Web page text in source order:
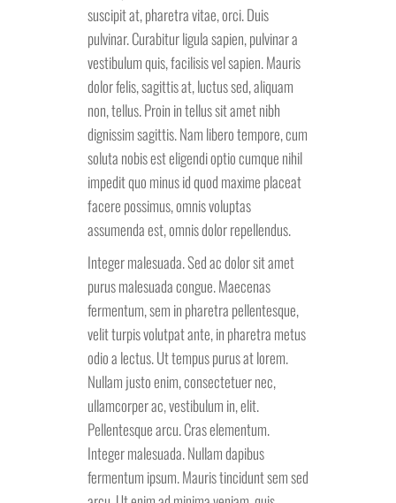
suscipit at, pharetra vitae, orci. Duis
pulvinar. Curabitur ligula sapien, pulvinar a
vestibulum quis, facilisis vel sapien. Mauris
dolor felis, sagittis at, luctus sed, aliquam
non, tellus. Proin in tellus sit amet nibh
dignissim sagittis. Nam libero tempore, cum
soluta nobis est eligendi optio cumque nihil
impedit quo minus id quod maxime placeat
facere possimus, omnis voluptas
assumenda est, omnis dolor repellendus.
Integer malesuada. Sed ac dolor sit amet
purus malesuada congue. Maecenas
fermentum, sem in pharetra pellentesque,
velit turpis volutpat ante, in pharetra metus
odio a lectus. Ut tempus purus at lorem.
Nullam justo enim, consectetuer nec,
ullamcorper ac, vestibulum in, elit.
Pellentesque arcu. Cras elementum.
Integer malesuada. Nullam dapibus
fermentum ipsum. Mauris tincidunt sem sed